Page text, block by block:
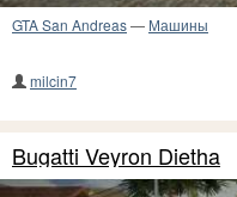
GTA San Andreas— Машины
milcin7
Bugatti Veyron Dietha